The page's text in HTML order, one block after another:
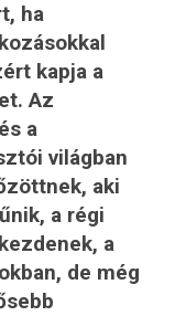
ha
kapja a
Az
a
világban
aki
a régi
a
de még